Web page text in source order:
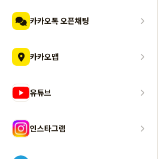
카카오톡 오픈채팅
카카오맵
유튜브
인스타그램